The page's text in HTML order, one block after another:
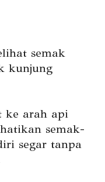
semak
kunjung
ke arah api
semak-
segar tanpa